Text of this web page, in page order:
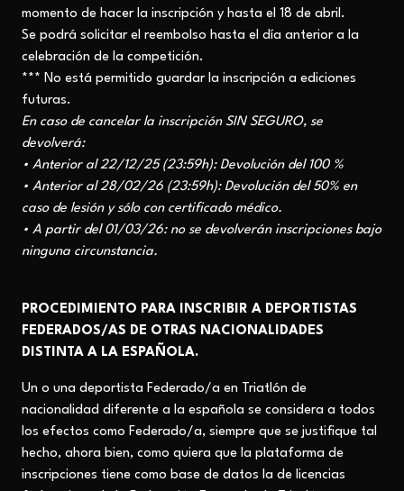
momento de hacer la inscripción y hasta el 18 de abril.
Se podrá solicitar el reembolso hasta el día anterior a la
celebración de la competición.
*** No está permitido guardar la inscripción a ediciones
futuras.
En caso de cancelar la inscripción SIN SEGURO, se
devolverá:
• Anterior al 22/12/25 (23:59h): Devolución del 100 %
• Anterior al 28/02/26 (23:59h): Devolución del 50% en
caso de lesión y sólo con certificado médico.
• A partir del 01/03/26: no se devolverán inscripciones bajo
ninguna circunstancia.
PROCEDIMIENTO PARA INSCRIBIR A DEPORTISTAS
FEDERADOS/AS DE OTRAS NACIONALIDADES
DISTINTA A LA ESPAÑOLA.
Un o una deportista Federado/a en Triatlón de
nacionalidad diferente a la española se considera a todos
los efectos como Federado/a, siempre que se justifique tal
hecho, ahora bien, como quiera que la plataforma de
inscripciones tiene como base de datos la de licencias